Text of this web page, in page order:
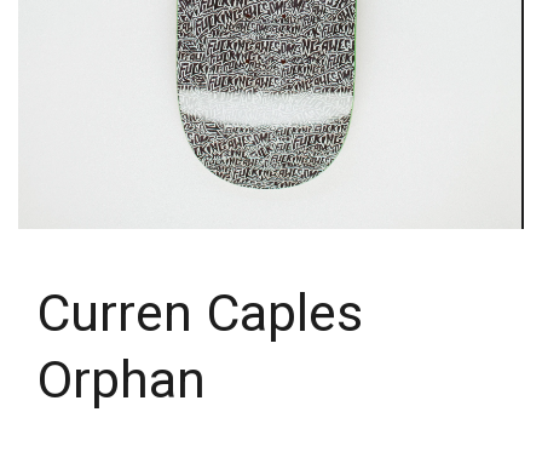
Curren Caples
Orphan